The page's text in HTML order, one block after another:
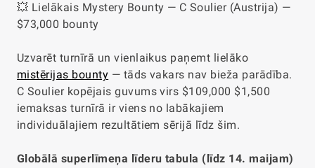
💥 Lielākais Mystery Bounty — C Soulier (Austrija) —
$73,000 bounty
Uzvarēt turnīrā un vienlaikus paņemt lielāko
mistērijas bounty — tāds vakars nav bieža parādība.
C Soulier kopējais guvums virs $109,000 $1,500
iemaksas turnīrā ir viens no labākajiem
individuālajiem rezultātiem sērijā līdz šim.
Globālā superlīmeņa līderu tabula (līdz 14. maijam)